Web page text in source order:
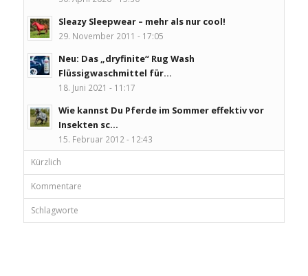
Sleazy Sleepwear – mehr als nur cool!
29. November 2011 - 17:05
Neu: Das „dryfinite“ Rug Wash
Flüssigwaschmittel für...
18. Juni 2021 - 11:17
Wie kannst Du Pferde im Sommer effektiv vor
Insekten sc...
15. Februar 2012 - 12:43
Kürzlich
Kommentare
Schlagworte